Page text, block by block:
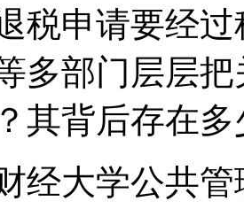
申请要经过
多部门层层
其背后存在
大学公共管